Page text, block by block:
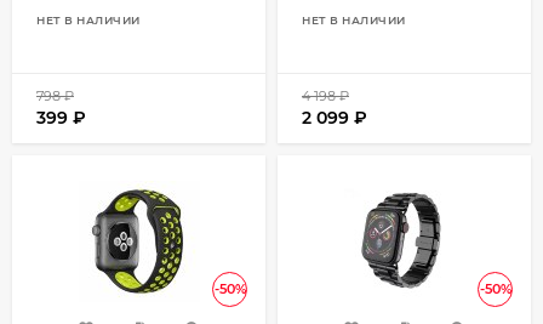
НЕТ В НАЛИЧИИ
798₽
399 ₽
НЕТ В НАЛИЧИИ
4 198₽
2 099 ₽
-50% -50%